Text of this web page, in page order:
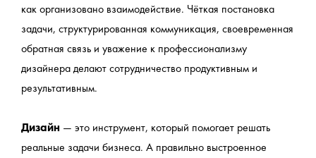
как организовано взаимодействие. Чёткая постановка
задачи, структурированная коммуникация, своевременная
обратная связь и уважение к профессионализму
дизайнера делают сотрудничество продуктивным и
результативным.
Дизайн — это инструмент, который помогает решать
реальные задачи бизнеса. А правильно выстроенное